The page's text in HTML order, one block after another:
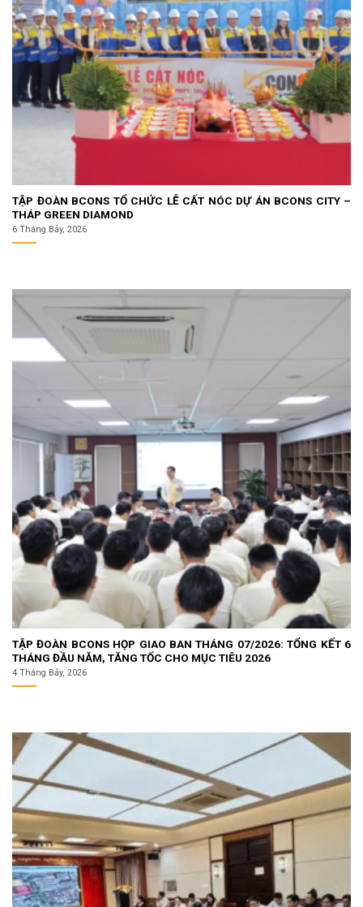
TẬP ĐOÀN BCONS TỔ CHỨC LỄ CẤT NÓC DỰ ÁN BCONS CITY –
THÁP GREEN DIAMOND
6 Tháng Bảy, 2026
TẬP ĐOÀN BCONS HỌP GIAO BAN THÁNG 07/2026: TỔNG KẾT 6
THÁNG ĐẦU NĂM, TĂNG TỐC CHO MỤC TIÊU 2026
4 Tháng Bảy, 2026